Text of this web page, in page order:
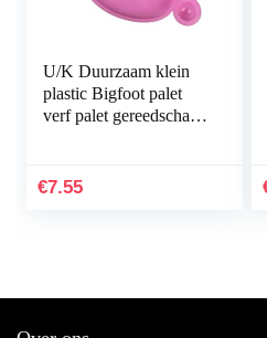
U/K Duurzaam klein
plastic Bigfoot palet
verf palet gereedschap
€7.55